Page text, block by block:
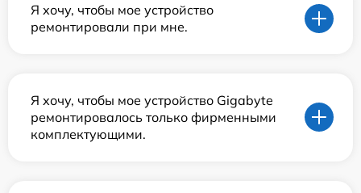
Я хочу, чтобы мое устройство
ремонтировали при мне.
Я хочу, чтобы мое устройство Gigabyte
ремонтировалось только фирменными
комплектующими.